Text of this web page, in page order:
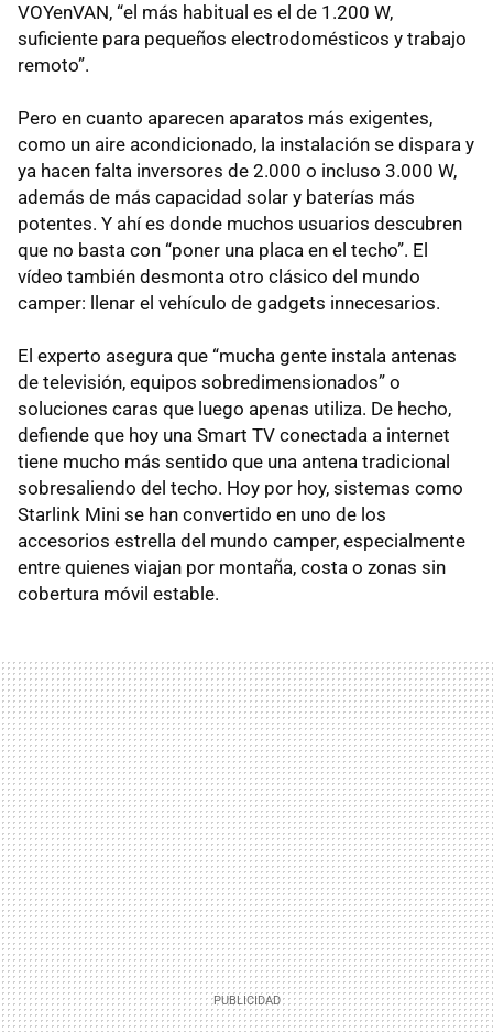
VOYenVAN, “el más habitual es el de 1.200 W,
suficiente para pequeños electrodomésticos y trabajo
remoto”.
Pero en cuanto aparecen aparatos más exigentes,
como un aire acondicionado, la instalación se dispara y
ya hacen falta inversores de 2.000 o incluso 3.000 W,
además de más capacidad solar y baterías más
potentes. Y ahí es donde muchos usuarios descubren
que no basta con “poner una placa en el techo”. El
vídeo también desmonta otro clásico del mundo
camper: llenar el vehículo de gadgets innecesarios.
El experto asegura que “mucha gente instala antenas
de televisión, equipos sobredimensionados” o
soluciones caras que luego apenas utiliza. De hecho,
defiende que hoy una Smart TV conectada a internet
tiene mucho más sentido que una antena tradicional
sobresaliendo del techo. Hoy por hoy, sistemas como
Starlink Mini se han convertido en uno de los
accesorios estrella del mundo camper, especialmente
entre quienes viajan por montaña, costa o zonas sin
cobertura móvil estable.